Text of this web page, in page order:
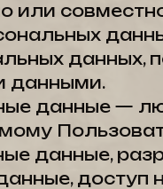
или
данных,
данными.
данные —
данные,
доступ